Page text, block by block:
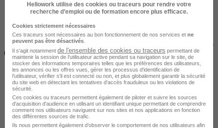
2 jours à 2 semaines
(14h à 70h)
Hellowork utilise des cookies ou traceurs pour rendre votre
recherche d’emploi ou de formation encore plus efficace.
Cookies strictement nécessaires
Ces traceurs sont nécessaires au bon fonctionnement de nos services et ne
peuvent pas être désactivés
Il s'agit notamment de l'ensemble des cookies ou traceurs permettant de
maintenir la session de l'utilisateur active pendant sa navigation sur le site, de
stocker des informations temporaires telles que les préférences des utilisateurs,
les annonces ou les offres vues, gérer les processus d'identification de
l'utilisateur, vérifier s'il est connecté ou non, et plus globalement garantir la sécurité
du site web en détectant les tentatives d'accès frauduleux ou les violations de
sécurité.
Ces cookies ou traceurs permettent également de piloter et suivre les sources
d'acquisition d'audience en utilisant un identifiant unique permettant de comprendre
comment nos utilisateurs naviguent sur nos sites et nos applications en fonction
des différentes sources de trafic.
Ils nous permettent également d’observer le comportement de nos utilisateurs afin